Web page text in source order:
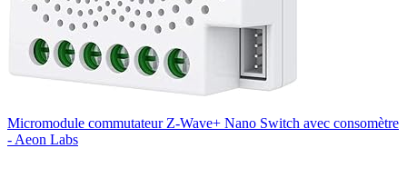
Micromodule commutateur Z-Wave+ Nano Switch avec consomètre
- Aeon Labs